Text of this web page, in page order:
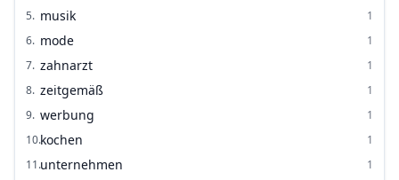
5. musik
1
6. mode
1
7. zahnarzt
1
8. zeitgemäß
1
9. werbung
1
10.kochen
1
11.unternehmen
1